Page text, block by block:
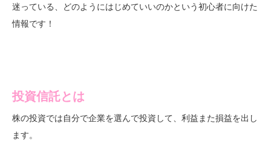
迷っている、どのようにはじめていいのかという初心者に向けた
情報です！
投資信託とは
株の投資では自分で企業を選んで投資して、利益また損益を出し
ます。